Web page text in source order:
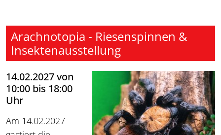
Arachnotopia - Riesenspinnen &
Insektenausstellung
14.02.2027 von
10:00 bis 18:00
Uhr
Am 14.02.2027